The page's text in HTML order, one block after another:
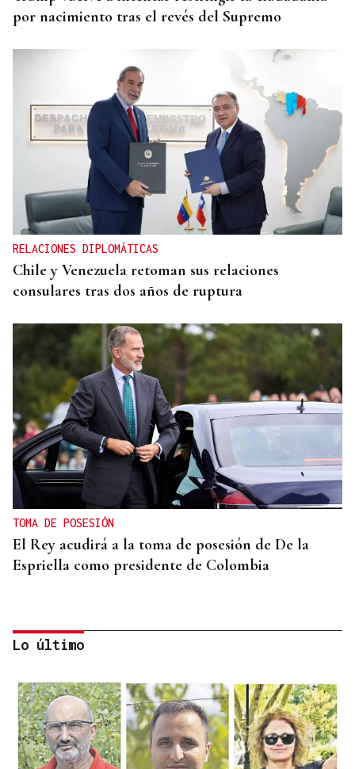
por nacimiento tras el revés del Supremo
RELACIONES DIPLOMÁTICAS
Chile y Venezuela retoman sus relaciones
consulares tras dos años de ruptura
TOMA DE POSESIÓN
El Rey acudirá a la toma de posesión de De la
Espriella como presidente de Colombia
Lo último